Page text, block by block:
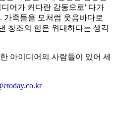
어가 커다란 감동으로' 다가
가족들을 모처럼 웃음바다로
창조의 힘은 위대하다는 생각
아이디어의 사람들이 있어 세